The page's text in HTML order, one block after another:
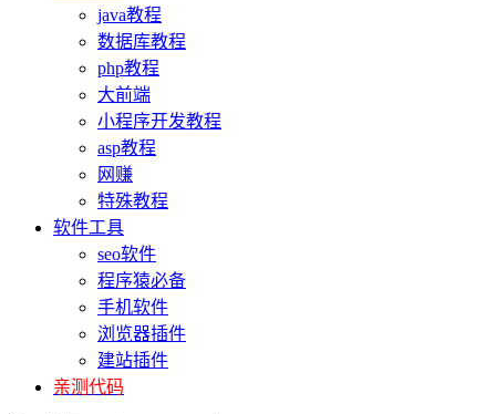
java教程
数据库教程
php教程
大前端
小程序开发教程
asp教程
网赚
特殊教程
软件工具
seo软件
程序猿必备
手机软件
浏览器插件
建站插件
亲测代码